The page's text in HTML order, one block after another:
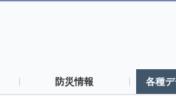
防災情報 各種